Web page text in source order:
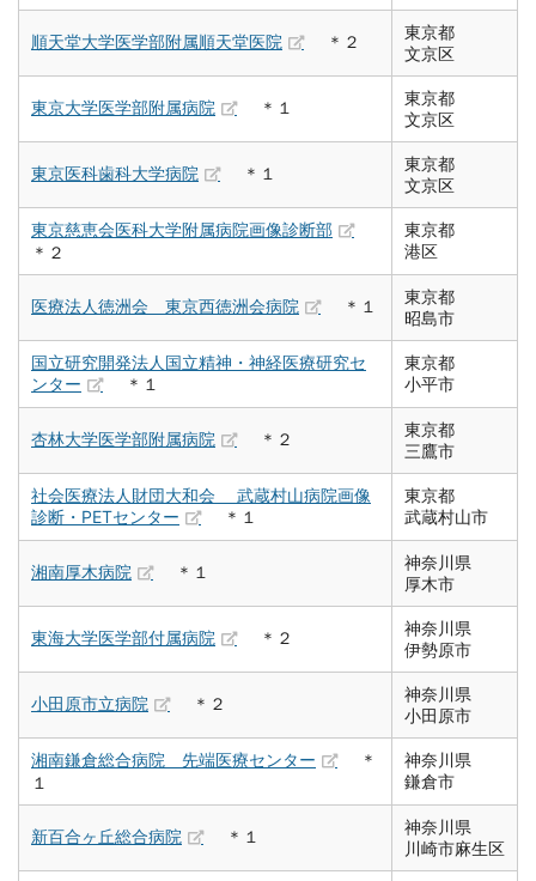
順天堂大学医学部附属順天堂医院 ＊２
東京都
文京区
東京大学医学部附属病院 ＊１
東京都
文京区
東京医科歯科大学病院 ＊１
東京都
文京区
東京慈恵会医科大学附属病院画像診断部
＊２
東京都
港区
医療法人徳洲会 東京西徳洲会病院 ＊１
東京都
昭島市
国立研究開発法人国立精神・神経医療研究セ
ンター
＊１
東京都
小平市
杏林大学医学部附属病院 ＊２
東京都
三鷹市
社会医療法人財団大和会 武蔵村山病院画像
診断・PETセンター
＊１
東京都
武蔵村山市
湘南厚木病院 ＊１
神奈川県
厚木市
東海大学医学部付属病院 ＊２
神奈川県
伊勢原市
小田原市立病院 ＊２
神奈川県
小田原市
湘南鎌倉総合病院 先端医療センター
＊
１
神奈川県
鎌倉市
新百合ヶ丘総合病院 ＊１
神奈川県
川崎市麻生区